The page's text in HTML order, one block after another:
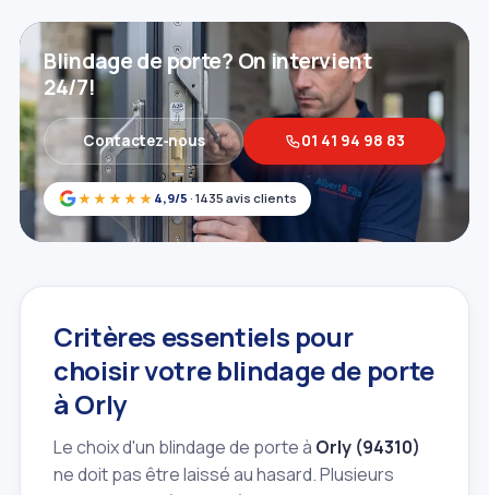
★★★★★ 4,9/5 · 1435 avis clients
Blindage de porte? On intervient
24/7!
Contactez‑nous 01 41 94 98 83
Critères essentiels pour
choisir votre blindage de porte
à Orly
Le choix d'un blindage de porte à Orly (94310)
ne doit pas être laissé au hasard. Plusieurs